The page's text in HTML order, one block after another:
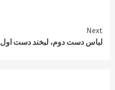
Next
لباس دست دوم، لبخند دست اول